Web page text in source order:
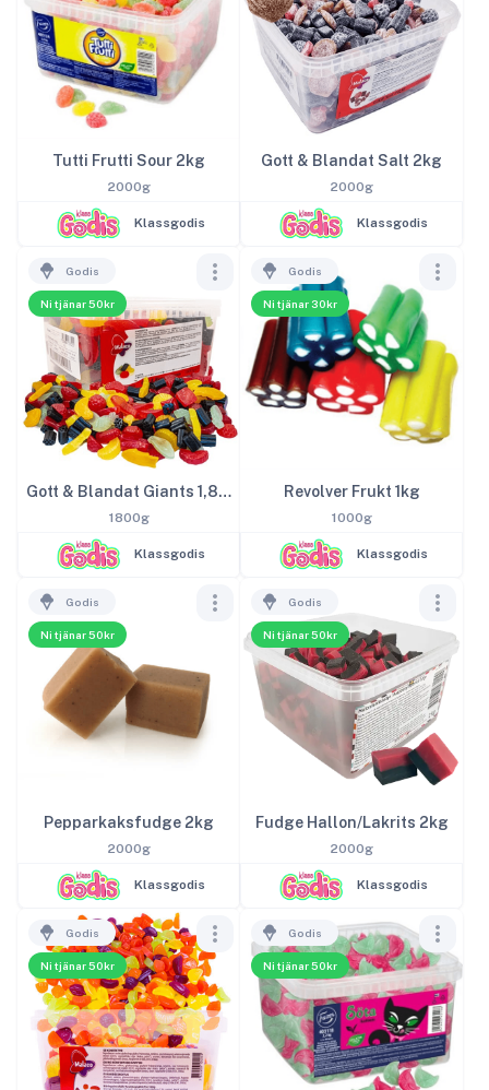
Tutti Frutti Sour 2kg
2000g
Klassgodis
Gott & Blandat Salt 2kg
2000g
Klassgodis
Ni tjänar 50kr
Godis
Gott & Blandat Giants 1,8kg
1800g
Klassgodis
Ni tjänar 30kr
Godis
Revolver Frukt 1kg
1000g
Klassgodis
Ni tjänar 50kr
Godis
Pepparkaksfudge 2kg
2000g
Klassgodis
Ni tjänar 50kr
Godis
Fudge Hallon/Lakrits 2kg
2000g
Klassgodis
Ni tjänar 50kr
Godis
Ni tjänar 50kr
Godis